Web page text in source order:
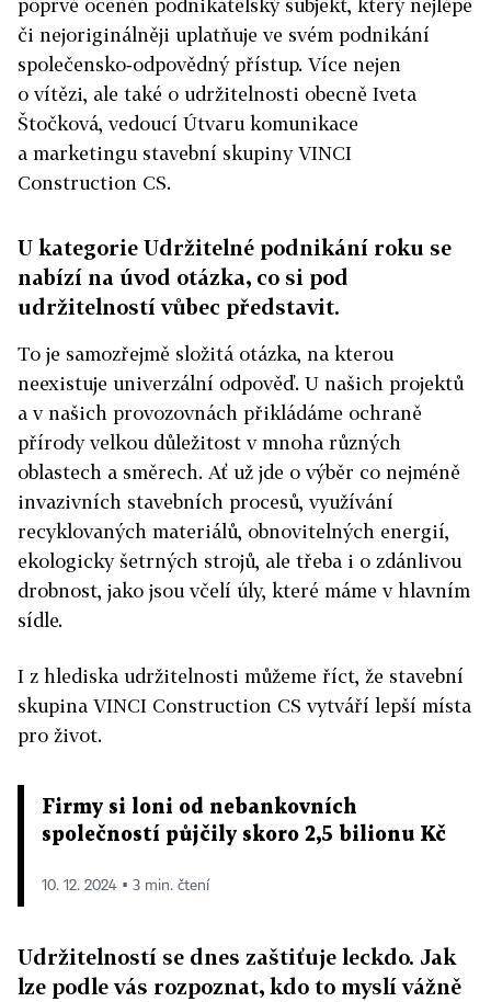
poprvé oceněn podnikatelský subjekt, který nejlépe
či nejoriginálněji uplatňuje ve svém podnikání
společensko‑odpovědný přístup. Více nejen
o vítězi, ale také o udržitelnosti obecně Iveta
Štočková, vedoucí Útvaru komunikace
a marketingu stavební skupiny VINCI
Construction CS.
U kategorie Udržitelné podnikání roku se
nabízí na úvod otázka, co si pod
udržitelností vůbec představit.
To je samozřejmě složitá otázka, na kterou
neexistuje univerzální odpověď. U našich projektů
a v našich provozovnách přikládáme ochraně
přírody velkou důležitost v mnoha různých
oblastech a směrech. Ať už jde o výběr co nejméně
invazivních stavebních procesů, využívání
recyklovaných materiálů, obnovitelných energií,
ekologicky šetrných strojů, ale třeba i o zdánlivou
drobnost, jako jsou včelí úly, které máme v hlavním
sídle.
I z hlediska udržitelnosti můžeme říct, že stavební
skupina VINCI Construction CS vytváří lepší místa
pro život.
Firmy si loni od nebankovních
společností půjčily skoro 2,5 bilionu Kč
10. 12. 2024 ▪ 3 min. čtení
Udržitelností se dnes zaštiťuje leckdo. Jak
lze podle vás rozpoznat, kdo to myslí vážně